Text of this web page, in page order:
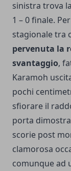
sinistra trova
1 – 0 finale.
stagionale tra
pervenuta la
svantaggio,
Karamoh
pochi
sfiorare il
porta
scorie post
clamorosa
comunque ad